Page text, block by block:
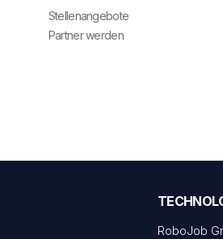
Stellenangebote
Partner werden
RoboJob